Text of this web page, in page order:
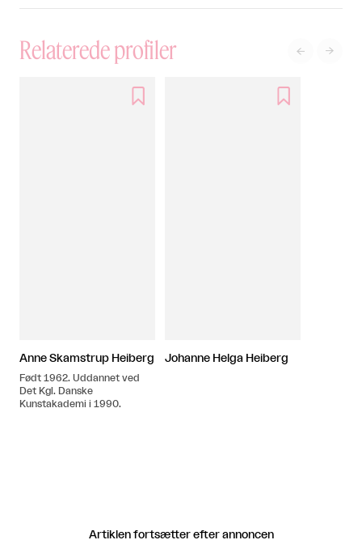
Relaterede profiler  

Anne Skamstrup Heiberg
Født 1962. Uddannet ved
Det Kgl. Danske
Kunstakademi i 1990.

Johanne Helga Heiberg
Artiklen fortsætter efter annoncen